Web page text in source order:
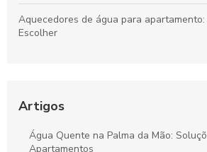
Aquecedores de água para
Escolher
Aquecedores de Água Solar: Guia
Sustentável
Artigos
Água Quente na Palma da Mão:
Apartamentos